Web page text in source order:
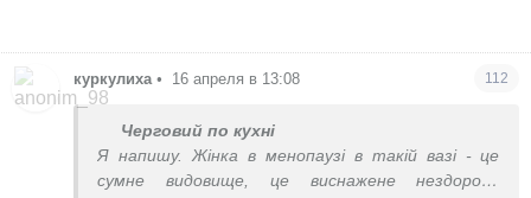
куркулиха • 16 апреля в 13:08 112
Черговий по кухні
Я напишу. Жінка в менопаузі в такій вазі - це
сумне видовище, це виснажене нездорово